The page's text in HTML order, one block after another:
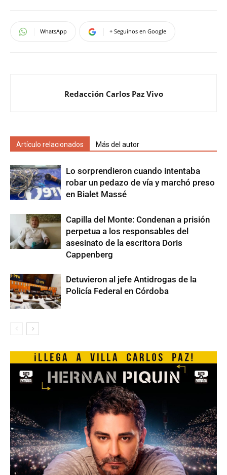
WhatsApp + Seguinos en Google
Redacción Carlos Paz Vivo
Artículo relacionados Más del autor
Lo sorprendieron cuando intentaba
robar un pedazo de vía y marchó preso
en Bialet Massé
Capilla del Monte: Condenan a prisión
perpetua a los responsables del
asesinato de la escritora Doris
Cappenberg
Detuvieron al jefe Antidrogas de la
Policía Federal en Córdoba